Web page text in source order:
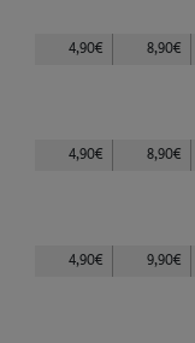
4,90€ 8,90€
4,90€ 8,90€
4,90€ 9,90€